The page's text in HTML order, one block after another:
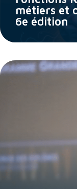
métiers et
6e édition